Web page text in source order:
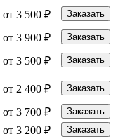
от 3 500 ₽ Заказать
от 3 900 ₽ Заказать
от 3 500 ₽ Заказать
от 2 400 ₽ Заказать
от 3 700 ₽ Заказать
от 3 200 ₽ Заказать